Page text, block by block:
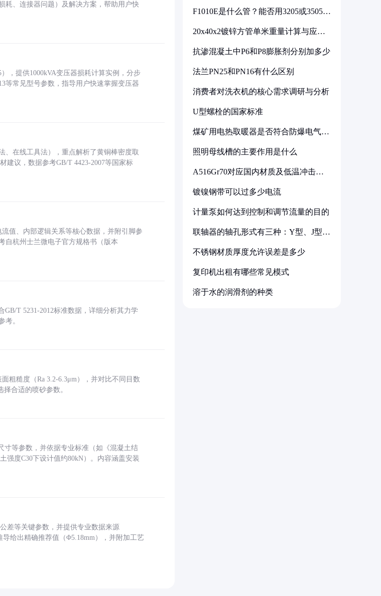
耗、连接器问题）及解决方案，帮助用户快
，提供1000kVA变压器损耗计算实例，分步
等常见型号参数，指导用户快速掌握变压器
、在线工具法），重点解析了黄铜棒密度取
建议，数据参考GB/T 4423-2007等国家标
值、内部逻辑关系等核心数据，并附引脚参
自杭州士兰微电子官方规格书（版本
T 5231-2012标准数据，详细分析其力学
考。
粗糙度（Ra 3.2-6.3μm），并对比不同目数
合适的喷砂参数。
寸等参数，并依据专业标准（如《混凝土结
强度C30下设计值约80kN）。内容涵盖安装
差等关键参数，并提供专业数据来源
导给出精确推荐值（Φ5.18mm），并附加工艺
F1010E是什么管？能否用3205或3505代
20x40x2镀锌方管单米重量计算与应用
抗渗混凝土中P6和P8膨胀剂分别加多少
法兰PN25和PN16有什么区别
消费者对洗衣机的核心需求调研与分析
U型螺栓的国家标准
煤矿用电热取暖器是否符合防爆电气设
照明母线槽的主要作用是什么
A516Gr70对应国内材质及低温冲击要
镀镍钢带可以过多少电流
计量泵如何达到控制和调节流量的目的
联轴器的轴孔形式有三种：Y型、J型、
不锈钢材质厚度允许误差是多少
复印机出租有哪些常见模式
溶于水的润滑剂的种类